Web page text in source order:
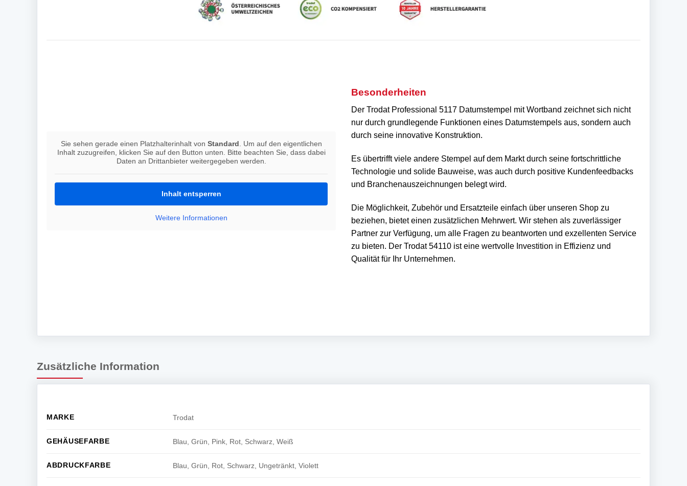
Sie sehen gerade einen Platzhalterinhalt von Standard. Um auf den eigentlichen
Inhalt zuzugreifen, klicken Sie auf den Button unten. Bitte beachten Sie, dass dabei
Daten an Drittanbieter weitergegeben werden.
Inhalt entsperren
Weitere Informationen
Besonderheiten
Der Trodat Professional 5117 Datumstempel mit Wortband zeichnet sich nicht
nur durch grundlegende Funktionen eines Datumstempels aus, sondern auch
durch seine innovative Konstruktion.
Es übertrifft viele andere Stempel auf dem Markt durch seine fortschrittliche
Technologie und solide Bauweise, was auch durch positive Kundenfeedbacks
und Branchenauszeichnungen belegt wird.
Die Möglichkeit, Zubehör und Ersatzteile einfach über unseren Shop zu
beziehen, bietet einen zusätzlichen Mehrwert. Wir stehen als zuverlässiger
Partner zur Verfügung, um alle Fragen zu beantworten und exzellenten Service
zu bieten. Der Trodat 54110 ist eine wertvolle Investition in Effizienz und
Qualität für Ihr Unternehmen.
Zusätzliche Information
MARKE Trodat
GEHÄUSEFARBE Blau, Grün, Pink, Rot, Schwarz, Weiß
ABDRUCKFARBE Blau, Grün, Rot, Schwarz, Ungetränkt, Violett